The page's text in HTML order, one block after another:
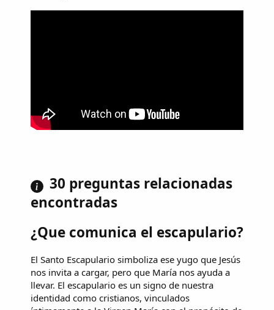
30 preguntas relacionadas
encontradas
¿Que comunica el escapulario?
El Santo Escapulario simboliza ese yugo que Jesús
nos invita a cargar, pero que María nos ayuda a
llevar. El escapulario es un signo de nuestra
identidad como cristianos, vinculados